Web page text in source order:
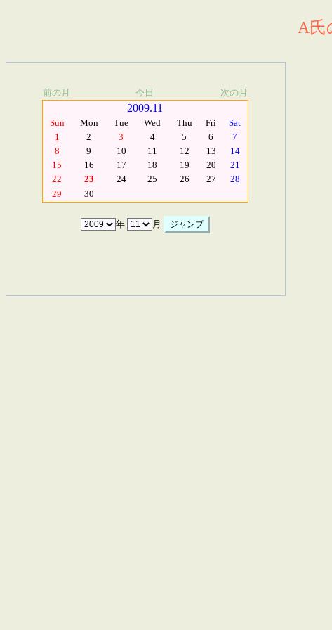
A氏
前の月 今日 次の月
2009.11
Sun Mon Tue Wed Thu Fri
Sat
1
2 3 4 5 6
7
8
9 10 11 12 13
14
15
16 17 18 19 20
21
22
23 24 25 26 27
28
29
30
年 月